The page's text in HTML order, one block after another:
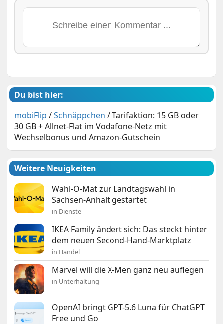
Du bist hier:
mobiFlip /Schnäppchen /Tarifaktion: 15 GB oder
30 GB + Allnet-Flat im Vodafone-Netz mit
Wechselbonus und Amazon-Gutschein
Weitere Neuigkeiten
Wahl-O-Mat zur Landtagswahl in
Sachsen-Anhalt gestartet
in Dienste
IKEA Family ändert sich: Das steckt hinter
dem neuen Second-Hand-Marktplatz
in Handel
Marvel will die X-Men ganz neu auflegen
in Unterhaltung
OpenAI bringt GPT-5.6 Luna für ChatGPT
Free und Go